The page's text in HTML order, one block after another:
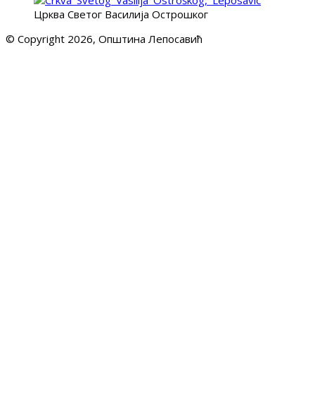
Црква Светог Василија Острошког
© Copyright 2026, Општина Лепосавић